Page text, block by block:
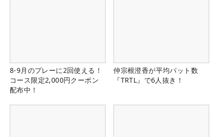
8-9月のプレーに2回使える！
コース限定2,000円クーポン
配布中！
仲宗根澄香が平均パット数
『TRTL』で6人抜き！